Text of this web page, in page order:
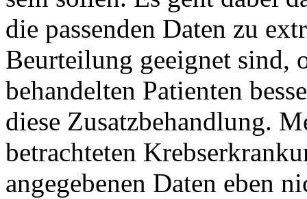
die passenden Daten zu
Beurteilung geeignet sind,
behandelten Patienten
diese Zusatzbehandlung.
betrachteten
angegebenen Daten eben